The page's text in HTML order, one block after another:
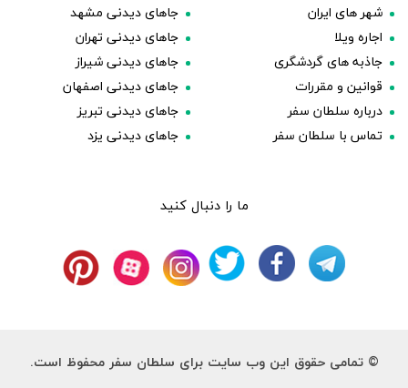
شهر های ایران
اجاره ویلا
جاذبه های گردشگری
قوانین و مقررات
درباره سلطان سفر
تماس با سلطان سفر
جاهای دیدنی مشهد
جاهای دیدنی تهران
جاهای دیدنی شیراز
جاهای دیدنی اصفهان
جاهای دیدنی تبریز
جاهای دیدنی یزد
ما را دنبال کنید
© تمامی حقوق این وب سایت برای سلطان سفر محفوظ است.